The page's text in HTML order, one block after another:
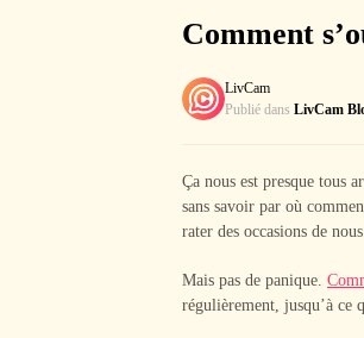
Comment
LivCam
Publié dans LivCam
Ça nous est presque tous
sans savoir par où
rater des occasions de
Mais pas de panique.
régulièrement, jusqu’à ce